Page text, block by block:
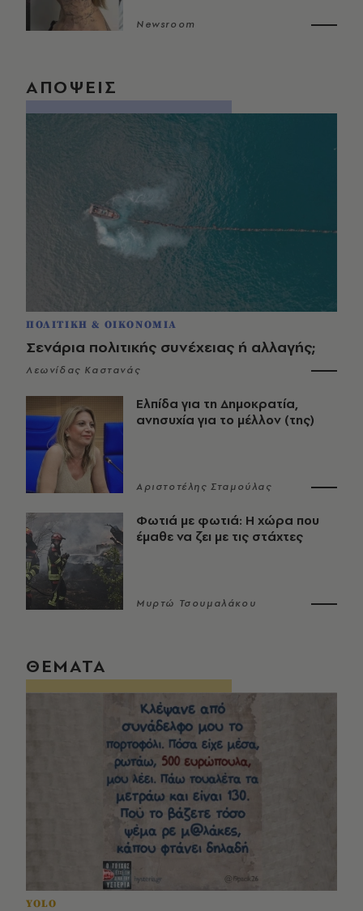
Newsroom
ΑΠΟΨΕΙΣ
ΠΟΛΙΤΙΚΗ & ΟΙΚΟΝΟΜΙΑ
Σενάρια πολιτικής συνέχειας ή αλλαγής;
Λεωνίδας Καστανάς
Ελπίδα για τη Δημοκρατία,
ανησυχία για το μέλλον (της)
Αριστοτέλης Σταμούλας
Φωτιά με φωτιά: Η χώρα που
έμαθε να ζει με τις στάχτες
Μυρτώ Τσουμαλάκου
ΘΕΜΑΤΑ
YOLO